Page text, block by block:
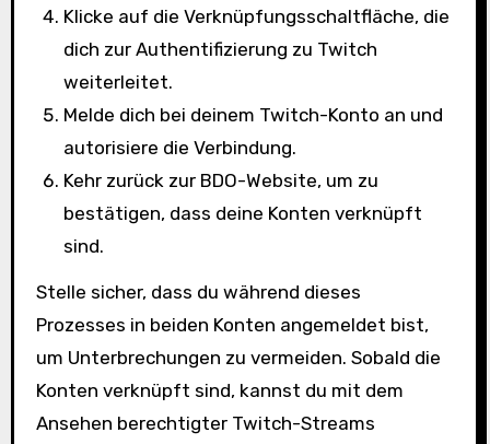
Klicke auf die Verknüpfungsschaltfläche, die
dich zur Authentifizierung zu Twitch
weiterleitet.
Melde dich bei deinem Twitch-Konto an und
autorisiere die Verbindung.
Kehr zurück zur BDO-Website, um zu
bestätigen, dass deine Konten verknüpft
sind.
Stelle sicher, dass du während dieses
Prozesses in beiden Konten angemeldet bist,
um Unterbrechungen zu vermeiden. Sobald die
Konten verknüpft sind, kannst du mit dem
Ansehen berechtigter Twitch-Streams